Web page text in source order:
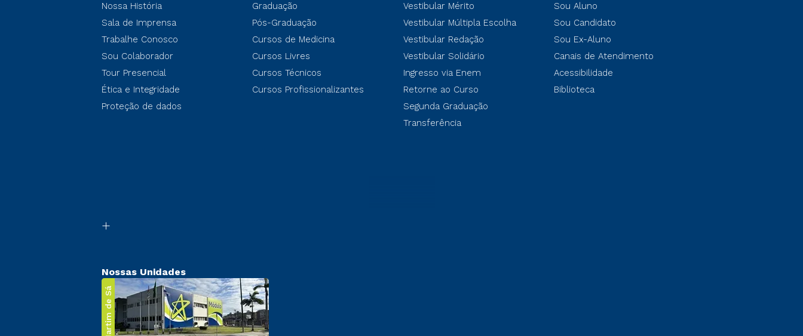
Nossa História
Sala de Imprensa
Trabalhe Conosco
Sou Colaborador
Tour Presencial
Ética e Integridade
Proteção de dados
Graduação
Pós-Graduação
Cursos de Medicina
Cursos Livres
Cursos Técnicos
Cursos Profissionalizantes
Vestibular Mérito
Vestibular Múltipla Escolha
Vestibular Redação
Vestibular Solidário
Ingresso via Enem
Retorne ao Curso
Segunda Graduação
Transferência
Sou Aluno
Sou Candidato
Sou Ex-Aluno
Canais de Atendimento
Acessibilidade
Biblioteca
Nossas Unidades
Martim de Sá